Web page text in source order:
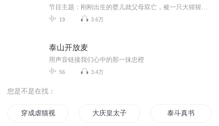
19 3.6万
泰山开放麦
用声音链接我们心中的那一抹忠橙
56 3.4万
您是不是在找：
穿成虐猫视频的主角怎么办大庆皇太子 泰斗真书